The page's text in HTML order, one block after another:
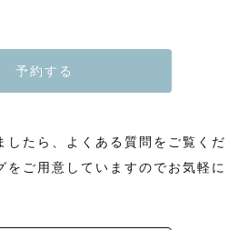
予約する
したら、よくある質問をご覧くだ
をご用意していますのでお気軽に